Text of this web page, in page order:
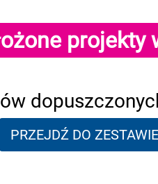
projekty
PRZEJDŹ DO